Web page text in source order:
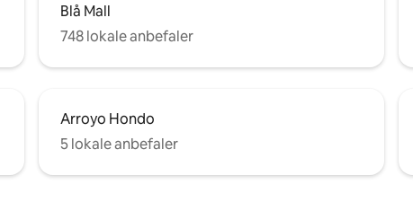
Blå Mall
748 lokale anbefaler
Arroyo Hondo
5 lokale anbefaler